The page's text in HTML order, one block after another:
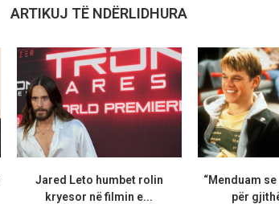
ARTIKUJ TË NDËRLIDHURA
Jared Leto humbet rolin
kryesor në filmin e...
“Menduam
për